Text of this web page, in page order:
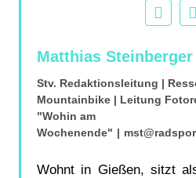
Matthias Steinberger
Stv. Redaktionsleitung |
Mountainbike | Leitung
"Wohin am
Wochenende" |
Wohnt in Gießen, sitzt